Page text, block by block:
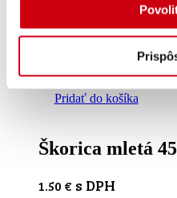
Pridať do košíka
Škorica mletá
1.50 € s DPH